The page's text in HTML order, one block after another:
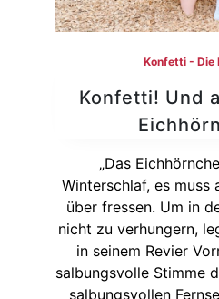
Konfetti - Die
Konfetti! Und
„Das
Winterschlaf, es muss
über fressen. Um in
nicht zu verhungern,
in seinem Revier
salbungsvolle Stimme
salbungsvollen